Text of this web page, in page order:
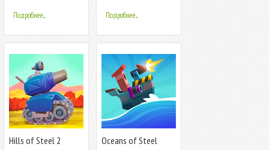
Подробнее... Подробнее...
Hills of Steel 2 Oceans of Steel